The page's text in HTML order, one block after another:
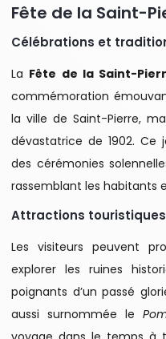
Fête de la Saint-
Célébrations et
La Fête de la Saint-
commémoration
la ville de Saint-Pierre,
dévastatrice de 1902.
des cérémonies
rassemblant les habitants
Attractions
Les visiteurs peuvent
explorer les ruines
poignants d’un passé
aussi surnommée le